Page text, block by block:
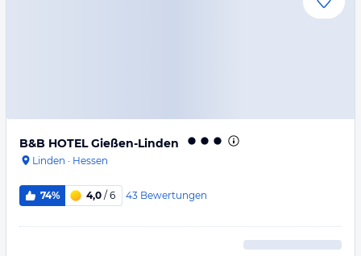
B&B HOTEL Gießen-Linden
Linden · Hessen
74% 4,0 / 6 43 Bewertungen